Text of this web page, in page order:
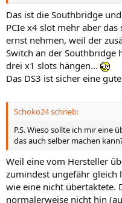
Das ist die Southbridge
PCIe x4 slot mehr aber
ernst nehmen, weil der
Switch an der Southbridge
drei x1 slots hängen...
Das DS3 ist sicher eine
Schoko24 schrieb:
P.S. Wieso sollte ich mir eine
das auch selber machen
Weil eine vom Hersteller
zumindest ungefähr gleich
wie eine nicht übertaktete.
normalerweise nicht hin